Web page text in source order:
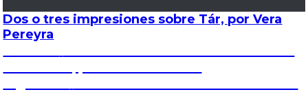
Dos o tres impresiones sobre Tár, por Vera
Pereyra
Navegación
de